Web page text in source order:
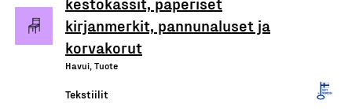
kirjanmerkit, pannunaluset ja
korvakorut
Havui, Tuote
Tekstiilit